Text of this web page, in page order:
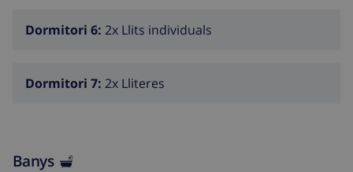
Dormitori 6: 2x Llits individuals
Dormitori 7: 2x Lliteres
Banys